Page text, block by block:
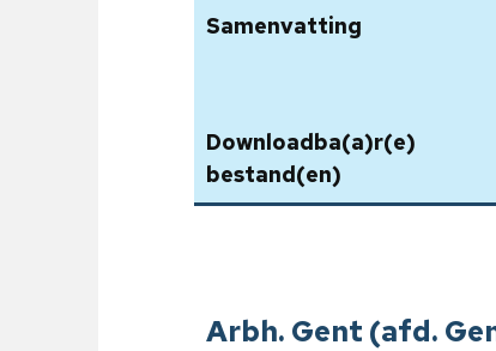
Samenvatting
Downloadba(a)r(e)
bestand(en)
Arbh. Gent (afd.